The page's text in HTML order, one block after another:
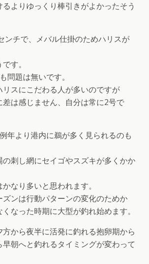
よりゆっくり棒引きがよかったそう
ンチで、メバル仕掛のためハリスが
す。
問題は無いです。
リスにこだわる人が多いのですが
は感じません、自分は常に2号で
年より港内に鵜が多く見られるのも
の刺し網にセイゴやスズキが多くかか
なり多いと思われます。
ンは行動パターンの変化のためか
なった時期に大型が釣れ始めます。
方から夜半に活発に釣れる抱卵期から
朝へと釣れるタイミングが変わって